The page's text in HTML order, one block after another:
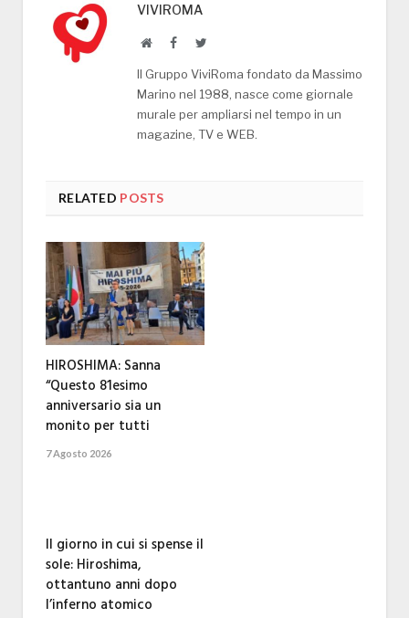
VIVIROMA
WebsiteFacebookTwitter
Il Gruppo ViviRoma fondato da Massimo
Marino nel 1988, nasce come giornale
murale per ampliarsi nel tempo in un
magazine, TV e WEB.
RELATED POSTS
HIROSHIMA: Sanna
“Questo 81esimo
anniversario sia un
monito per tutti
7 Agosto 2026
Il giorno in cui si spense il
sole: Hiroshima,
ottantuno anni dopo
l’inferno atomico